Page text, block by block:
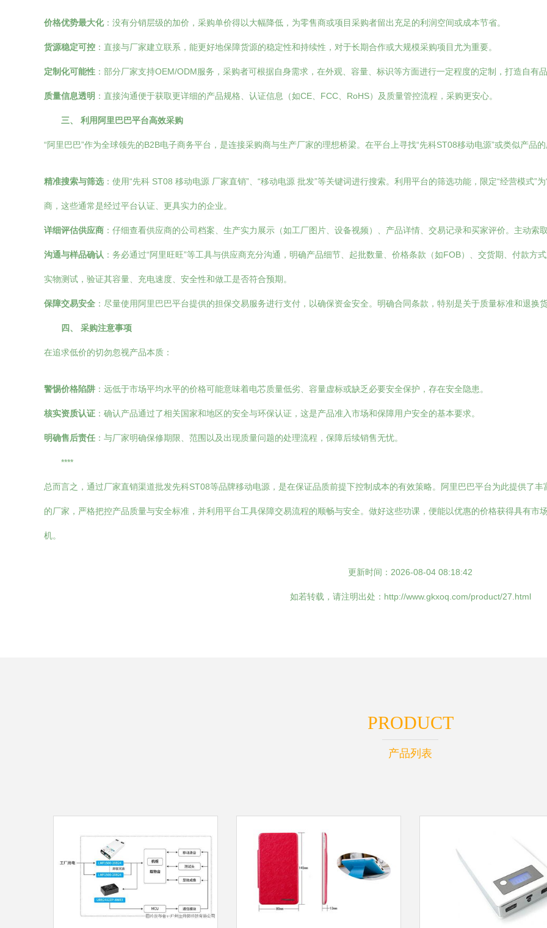
价格优势最大化：没有分销层级的加价，采购单价得以大幅降低，为零售商或项目采购者留出充足的利润空间或成本节省。
货源稳定可控 ：直接与厂家建立联系，能更好地保障货源的稳定性和持续性，对于长期合作或大规模采购项目尤为重要。
定制化可能性 ：部分厂家支持OEM/ODM服务，采购者可根据自身需求，在外观、容量、标识等方面进行一定程度的定制，打造自有品
质量信息透明 ：直接沟通便于获取更详细的产品规格、认证信息（如CE、FCC、RoHS）及质量管控流程，采购更安心。
三、 利用阿里巴巴平台高效采购
“阿里巴巴”作为全球领先的B2B电子商务平台，是连接采购商与生产厂家的理想桥梁。在平台上寻找“先科ST08移动电源”或类似产品的
精准搜索与筛选 ：使用“先科 ST08 移动电源 厂家直销”、“移动电源 批发”等关键词进行搜索。利用平台的筛选功能，限定“经营模式”
商，这些通常是经过平台认证、更具实力的企业。
详细评估供应商 ：仔细查看供应商的公司档案、生产实力展示（如工厂图片、设备视频）、产品详情、交易记录和买家评价。主动索
沟通与样品确认 ：务必通过“阿里旺旺”等工具与供应商充分沟通，明确产品细节、起批数量、价格条款（如FOB）、交货期、付款
实物测试，验证其容量、充电速度、安全性和做工是否符合预期。
保障交易安全 ：尽量使用阿里巴巴平台提供的担保交易服务进行支付，以确保资金安全。明确合同条款，特别是关于质量标准和退换货
四、 采购注意事项
在追求低价的切勿忽视产品本质：
警惕价格陷阱 ：远低于市场平均水平的价格可能意味着电芯质量低劣、容量虚标或缺乏必要安全保护，存在安全隐患。
核实资质认证 ：确认产品通过了相关国家和地区的安全与环保认证，这是产品准入市场和保障用户安全的基本要求。
明确售后责任 ：与厂家明确保修期限、范围以及出现质量问题的处理流程，保障后续销售无忧。
****
总而言之，通过厂家直销渠道批发先科ST08等品牌移动电源，是在保证品质前提下控制成本的有效策略。阿里巴巴平台为此提供了
的厂家，严格把控产品质量与安全标准，并利用平台工具保障交易流程的顺畅与安全。做好这些功课，便能以优惠的价格获得具有市
机。
更新时间：2026-08-04 08:18:42
如若转载，请注明出处：http://www.gkxoq.com/product/27.html
PRODUCT
产品列表